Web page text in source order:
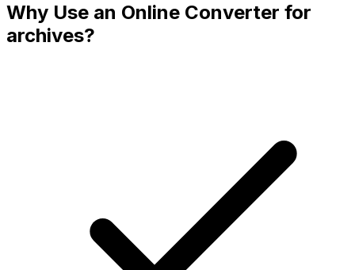
Why Use an Online Converter for
archives?